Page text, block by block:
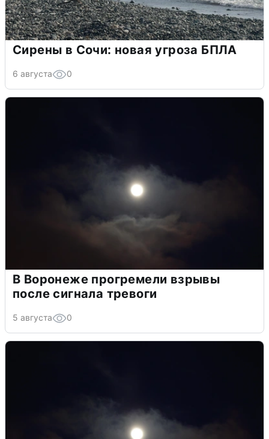
Сирены в Сочи: новая угроза БПЛА
6 августа 0
В Воронеже прогремели взрывы
после сигнала тревоги
5 августа 0